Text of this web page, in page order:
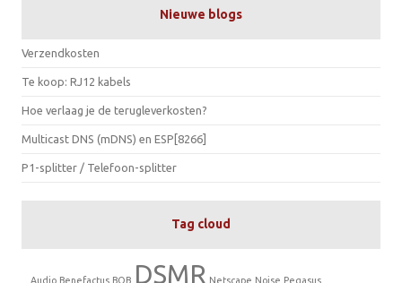
Nieuwe blogs
Verzendkosten
Te koop: RJ12 kabels
Hoe verlaag je de terugleverkosten?
Multicast DNS (mDNS) en ESP[8266]
P1-splitter / Telefoon-splitter
Tag cloud
Audio Benefactus BOB DSMR Netscape Noise Pegasus